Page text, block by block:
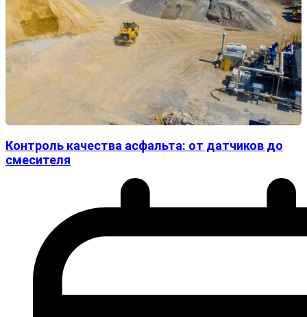
Контроль качества асфальта: от датчиков до
смесителя